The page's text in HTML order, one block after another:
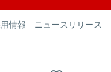
情報 ニュースリリース